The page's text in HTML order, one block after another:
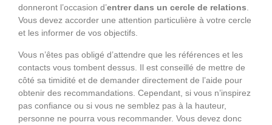
donneront l’occasion d’entrer dans un cercle de relations
Vous devez accorder une attention particulière à votre cercle
et les informer de vos objectifs.
Vous n’êtes pas obligé d’attendre que les références et les
contacts vous tombent dessus. Il est conseillé de mettre de
côté sa timidité et de demander directement de l’aide pour
obtenir des recommandations. Cependant, si vous n’inspirez
pas confiance ou si vous ne semblez pas à la hauteur,
personne ne pourra vous recommander. Vous devez donc